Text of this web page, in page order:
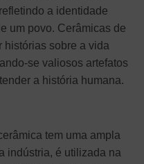
a identidade
um povo. Cerâmicas de
histórias sobre a vida
se valiosos artefatos
a história humana.
tem uma ampla
indústria, é utilizada na